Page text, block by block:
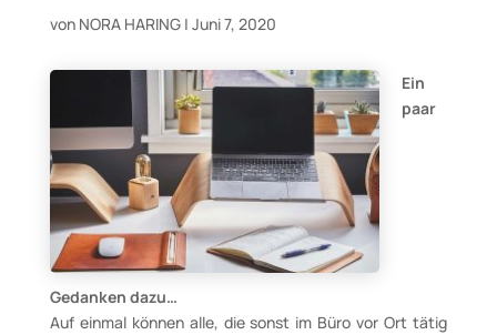
von NORA HARING| Juni 7, 2020
Ein
paar
Gedanken dazu…
Auf einmal können alle, die sonst im Büro vor Ort tätig